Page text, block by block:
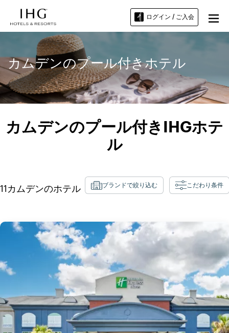
ログイン / ご入会
カムデンのプール付きホテル
カムデンのプール付きIHGホテ
ル
11 カムデンのホテル ブランドで絞り込む こだわり条件